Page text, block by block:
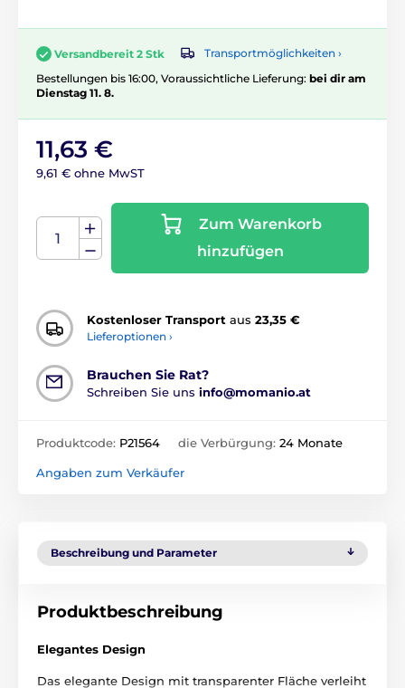
Versandbereit 2 Stk
Transportmöglichkeiten ›
Bestellungen bis 16:00, Voraussichtliche Lieferung: bei dir am
Dienstag 11. 8.
11,63 €
9,61 € ohne MwST
Zum Warenkorb
hinzufügen
Kostenloser Transport aus 23,35 €
Lieferoptionen ›
Brauchen Sie Rat?
Schreiben Sie uns info@momanio.at
Produktcode: P21564 die Verbürgung: 24 Monate
Angaben zum Verkäufer
Beschreibung und Parameter
Produktbeschreibung
Elegantes Design
Das elegante Design mit transparenter Fläche verleiht